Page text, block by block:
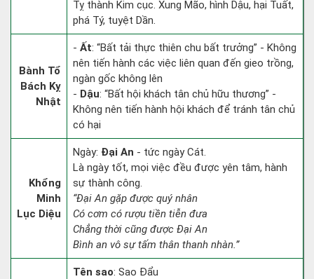
Tỵ thành Kim cục. Xung Mão, hình Dậu, hại Tuất,
phá Tý, tuyệt Dần.
Bành Tổ
Bách Kỵ
Nhật
- Ất: “Bất tải thực thiên chu bất trưởng” - Không
nên tiến hành các việc liên quan đến gieo trồng,
ngàn gốc không lên
- Dậu: “Bất hội khách tân chủ hữu thương” -
Không nên tiến hành hội khách để tránh tân chủ
có hại
Khổng
Minh
Lục Diệu
Ngày: Đại An - tức ngày Cát.
Là ngày tốt, mọi việc đều được yên tâm, hành
sự thành công.
“Đại An gặp được quý nhân
Có cơm có rượu tiền tiễn đưa
Chẳng thời cũng được Đại An
Bình an vô sự tấm thân thanh nhàn.”
Tên sao: Sao Đẩu